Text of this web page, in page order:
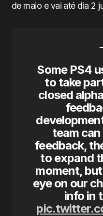
de maio e vai até dia 2
Some PS4
to take
closed
team
feedback,
to expand
moment,
eye on our
info in